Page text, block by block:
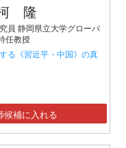
隆
員 静岡県立大学グローバ
任教授
る《習近平・中国》の真
候補に入れる